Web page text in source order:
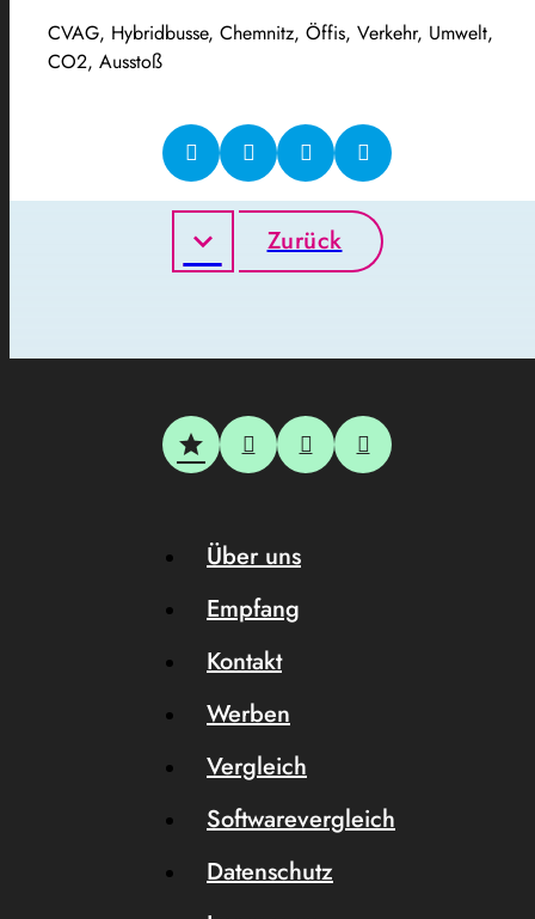
CVAG, Hybridbusse, Chemnitz, Öffis, Verkehr, Umwelt,
CO2, Ausstoß
Zurück
Über uns
Empfang
Kontakt
Werben
Vergleich
Softwarevergleich
Datenschutz